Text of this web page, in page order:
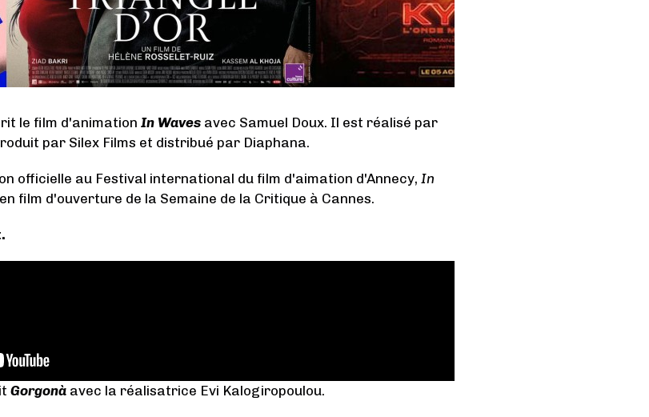
le film d'animation In Waves avec Samuel Doux. Il est réalisé par
par Silex Films et distribué par Diaphana.
officielle au Festival international du film d'aimation d'Annecy, In
film d'ouverture de la Semaine de la Critique à Cannes.
Gorgonàavec la réalisatrice Evi Kalogiropoulou.